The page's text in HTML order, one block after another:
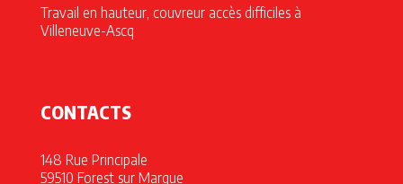
Travail en hauteur, couvreur accès difficiles à
Villeneuve-Ascq
CONTACTS
148 Rue Principale
59510 Forest sur Marque